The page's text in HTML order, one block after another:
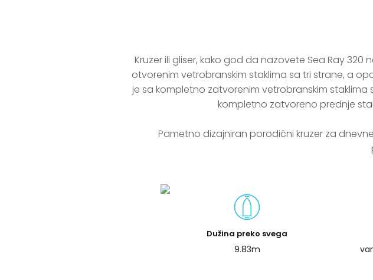
Kruzer ili gliser, kako god da nazovete Sea Ray
otvorenim vetrobranskim staklima sa tri strane, a
je sa kompletno zatvorenim vetrobranskim
kompletno zatvoreno prednje
Dužina preko svega
9.83m